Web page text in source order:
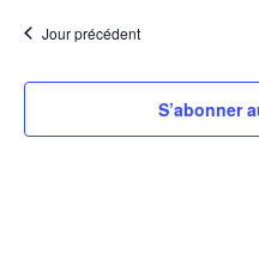
Jour précédent
S’abonner